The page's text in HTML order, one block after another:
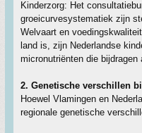
Kinderzorg: Het
groeicurvesystematiek zijn
Welvaart en
land is, zijn Nederlandse
micronutriënten die
2. Genetische verschillen
Hoewel Vlamingen en
regionale genetische